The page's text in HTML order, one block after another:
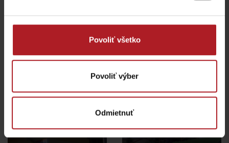
Povoliť všetko
Povoliť výber
Odmietnuť
Všetky zážitky a relax